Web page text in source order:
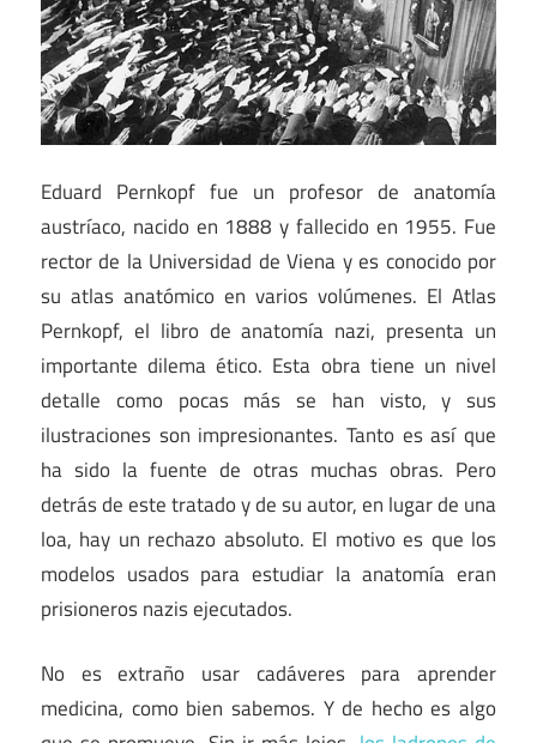
Eduard Pernkopf fue un profesor de anatomía
austríaco, nacido en 1888 y fallecido en 1955. Fue
rector de la Universidad de Viena y es conocido por
su atlas anatómico en varios volúmenes. El Atlas
Pernkopf, el libro de anatomía nazi, presenta un
importante dilema ético. Esta obra tiene un nivel
detalle como pocas más se han visto, y sus
ilustraciones son impresionantes. Tanto es así que
ha sido la fuente de otras muchas obras. Pero
detrás de este tratado y de su autor, en lugar de una
loa, hay un rechazo absoluto. El motivo es que los
modelos usados para estudiar la anatomía eran
prisioneros nazis ejecutados.
No es extraño usar cadáveres para aprender
medicina, como bien sabemos. Y de hecho es algo